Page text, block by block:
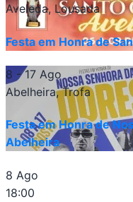
Aveleda, Lousada
Festa em Honra de
8 - 17 Ago
Abelheira, Trofa
Festa em Honra de
Abelheira
8 Ago
18:00